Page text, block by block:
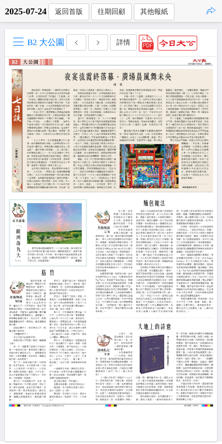
2025-07-24 返回首版 往期回顧 其他報紙
B2 大公園 詳情